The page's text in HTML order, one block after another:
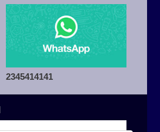
2345414141